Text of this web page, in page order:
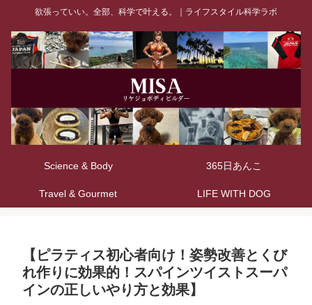
欲張っていい。全部、科学で叶える。｜ライフスタイル科学ラボ
Science & Body 365日あんこ
Travel & Gourmet LIFE WITH DOG
【ピラティス初心者向け！姿勢改善とくび
れ作りに効果的！スパインツイストスーパ
インの正しいやり方と効果】